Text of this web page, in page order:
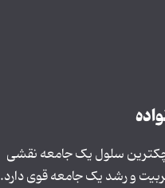
سلول یک جامعه نقشی
و رشد یک جامعه قوی دارد.